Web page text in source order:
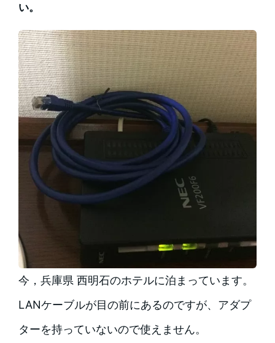
い。
今，兵庫県 西明石のホテルに泊まっています。
LANケーブルが目の前にあるのですが、アダプ
ターを持っていないので使えません。